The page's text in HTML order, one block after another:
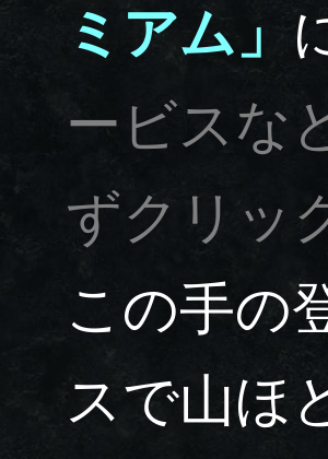
ミアム」
ービスな
ずクリッ
この手の
スで山ほ